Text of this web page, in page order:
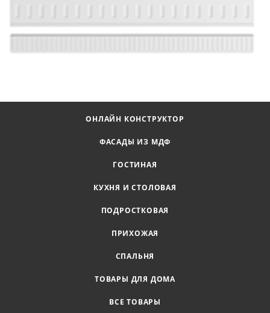
ОНЛАЙН КОНСТРУКТОР
ФАСАДЫ ИЗ МДФ
ГОСТИНАЯ
КУХНЯ И СТОЛОВАЯ
ПОДРОСТКОВАЯ
ПРИХОЖАЯ
СПАЛЬНЯ
ТОВАРЫ ДЛЯ ДОМА
ВСЕ ТОВАРЫ